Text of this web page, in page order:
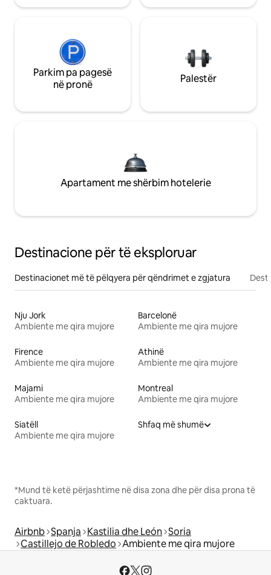
Parkim pa pagesë
në pronë
Palestër
Apartament me shërbim hotelerie
Destinacione për të eksploruar
Destinacionet më të pëlqyera për qëndrimet e zgjatura
Nju Jork
Ambiente me qira mujore
Barcelonë
Ambiente me qira mujore
Firence
Ambiente me qira mujore
Athinë
Ambiente me qira mujore
Majami
Ambiente me qira mujore
Montreal
Ambiente me qira mujore
Siatëll
Ambiente me qira mujore
Shfaq më shumë
*Mund të ketë përjashtime në disa zona dhe për disa prona të
caktuara.
Airbnb Spanja Kastilia dhe León Soria
Castillejo de Robledo Ambiente me qira mujore